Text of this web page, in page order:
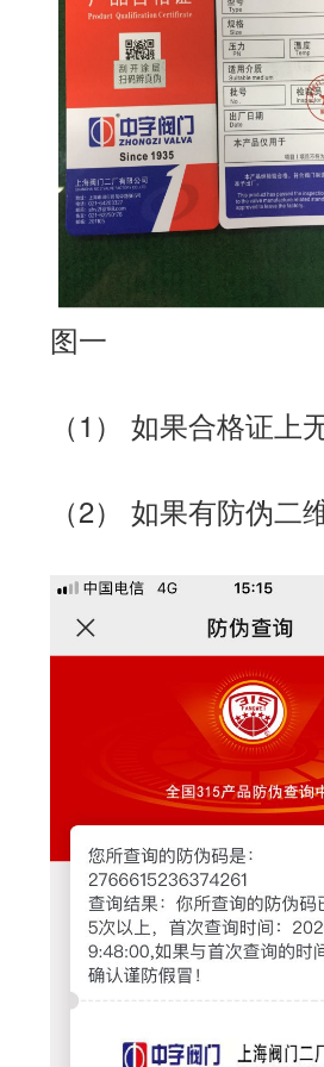
图一
（1） 如果合格证上
（2） 如果有防伪